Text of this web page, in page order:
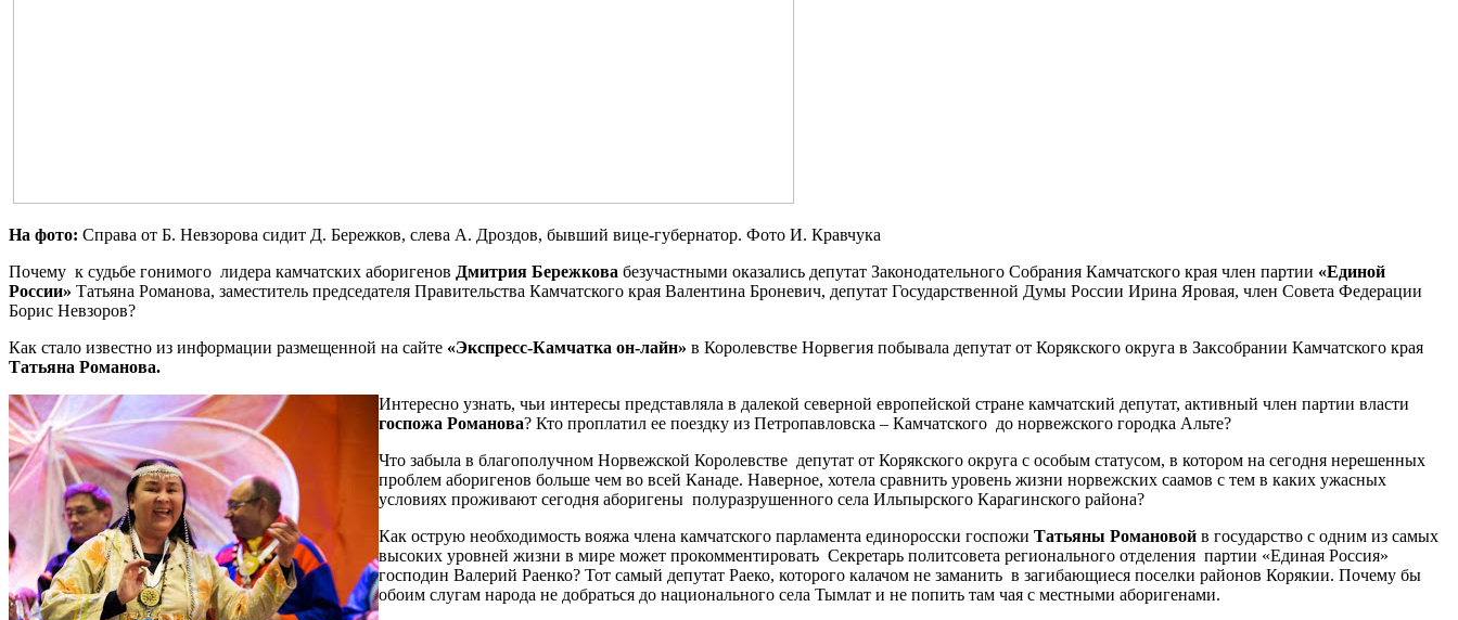
На фото: Справа от Б. Невзорова сидит Д. Бережков, слева А. Дроздов, бывший вице-губернатор. Фото И. Кравчука
Почему к судьбе гонимого лидера камчатских аборигенов Дмитрия Бережкова безучастными оказались депутат Законодательного Собрания Камчатского края член партии «Единой
России» Татьяна Романова, заместитель председателя Правительства Камчатского края Валентина Броневич, депутат Государственной Думы России Ирина Яровая, член Совета Федерации
Борис Невзоров?
Как стало известно из информации размещенной на сайте «Экспресс-Камчатка он-лайн» в Королевстве Норвегия побывала депутат от Корякского округа в Заксобрании Камчатского края
Татьяна Романова.
Интересно узнать, чьи интересы представляла в далекой северной европейской стране камчатский депутат, активный член партии власти
госпожа Романова? Кто проплатил ее поездку из Петропавловска – Камчатского до норвежского городка Альте?
Что забыла в благополучном Норвежской Королевстве депутат от Корякского округа с особым статусом, в котором на сегодня нерешенных
проблем аборигенов больше чем во всей Канаде. Наверное, хотела сравнить уровень жизни норвежских саамов с тем в каких ужасных
условиях проживают сегодня аборигены полуразрушенного села Ильпырского Карагинского района?
Как острую необходимость вояжа члена камчатского парламента единоросски госпожи Татьяны Романовой в государство с одним из самых
высоких уровней жизни в мире может прокомментировать Секретарь политсовета регионального отделения партии «Единая Россия»
господин Валерий Раенко? Тот самый депутат Раеко, которого калачом не заманить в загибающиеся поселки районов Корякии. Почему бы
обоим слугам народа не добраться до национального села Тымлат и не попить там чая с местными аборигенами.